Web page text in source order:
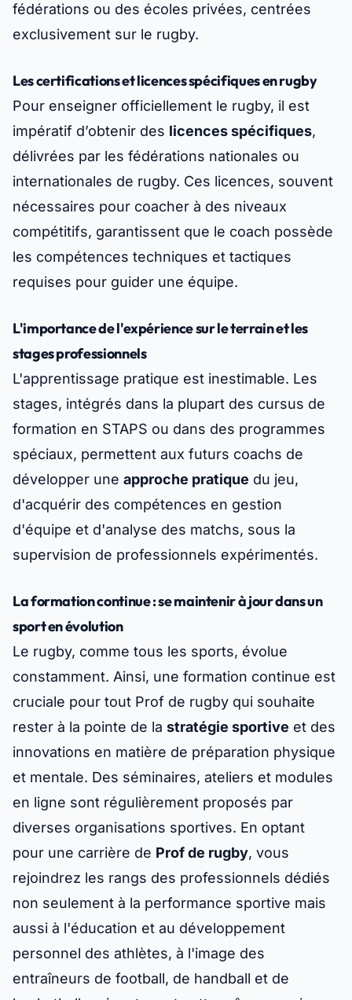
fédérations ou des écoles privées, centrées
exclusivement sur le rugby.
Les certifications et licences spécifiques en rugby
Pour enseigner officiellement le rugby, il est
impératif d’obtenir des licences spécifiques,
délivrées par les fédérations nationales ou
internationales de rugby. Ces licences, souvent
nécessaires pour coacher à des niveaux
compétitifs, garantissent que le coach possède
les compétences techniques et tactiques
requises pour guider une équipe.
L'importance de l'expérience sur le terrain et les
stages professionnels
L'apprentissage pratique est inestimable. Les
stages, intégrés dans la plupart des cursus de
formation en STAPS ou dans des programmes
spéciaux, permettent aux futurs coachs de
développer une approche pratique du jeu,
d'acquérir des compétences en gestion
d'équipe et d'analyse des matchs, sous la
supervision de professionnels expérimentés.
La formation continue : se maintenir à jour dans un
sport en évolution
Le rugby, comme tous les sports, évolue
constamment. Ainsi, une formation continue est
cruciale pour tout Prof de rugby qui souhaite
rester à la pointe de la stratégie sportive et des
innovations en matière de préparation physique
et mentale. Des séminaires, ateliers et modules
en ligne sont régulièrement proposés par
diverses organisations sportives. En optant
pour une carrière de Prof de rugby, vous
rejoindrez les rangs des professionnels dédiés
non seulement à la performance sportive mais
aussi à l'éducation et au développement
personnel des athlètes, à l'image des
entraîneurs de football, de handball et de